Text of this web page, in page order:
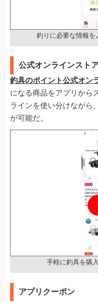
釣りに必要な情報を
公式オンラインスト
釣具のポイント公式オン
になる商品をアプリから
ラインを使い分けながら
が可能だ。
手軽に釣具を購
アプリクーポン